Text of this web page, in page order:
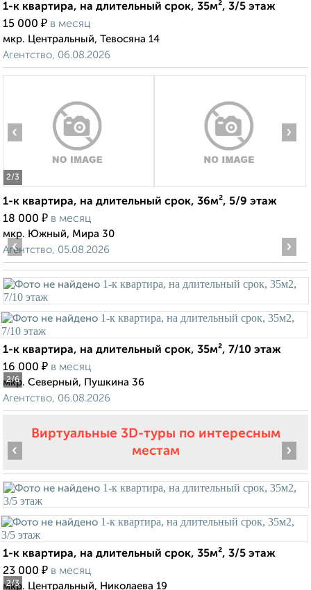
1-к квартира, на длительный срок, 35м², 3/5 этаж
15 000 ₽ в месяц
мкр. Центральный, Тевосяна 14
Агентство, 06.08.2026
2/3
‹ ›
1-к квартира, на длительный срок, 36м², 5/9 этаж
18 000 ₽ в месяц
мкр. Южный, Мира 30
Агентство, 05.08.2026
2/6
‹ ›
1-к квартира, на длительный срок, 35м², 7/10 этаж
16 000 ₽ в месяц
мкр. Северный, Пушкина 36
Агентство, 06.08.2026
Виртуальные 3D-туры по интересным
местам
2/3
‹ ›
1-к квартира, на длительный срок, 35м², 3/5 этаж
23 000 ₽ в месяц
мкр. Центральный, Николаева 19